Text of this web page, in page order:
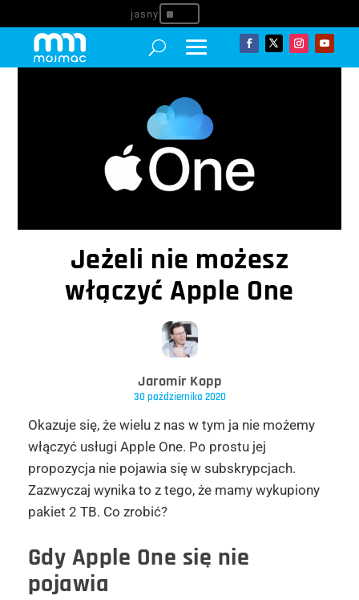
^
Jeżeli nie możesz
włączyć Apple One
Jaromir Kopp
30 października 2020
Okazuje się, że wielu z nas w tym ja nie możemy
włączyć usługi Apple One. Po prostu jej
propozycja nie pojawia się w subskrypcjach.
Zazwyczaj wynika to z tego, że mamy wykupiony
pakiet 2 TB. Co zrobić?
Gdy Apple One się nie
pojawia